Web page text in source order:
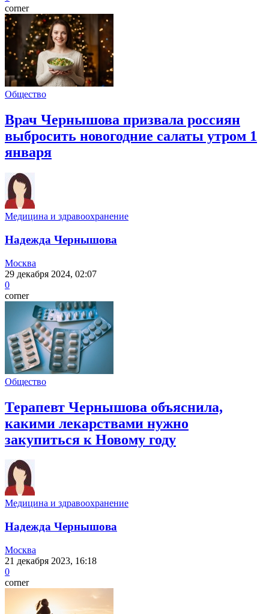
corner
Общество
Врач Чернышова призвала россиян
выбросить новогодние салаты утром 1
января
Медицина и здравоохранение
Надежда Чернышова
Москва
29 декабря 2024, 02:07
0
corner
Общество
Терапевт Чернышова объяснила,
какими лекарствами нужно
закупиться к Новому году
Медицина и здравоохранение
Надежда Чернышова
Москва
21 декабря 2023, 16:18
0
corner